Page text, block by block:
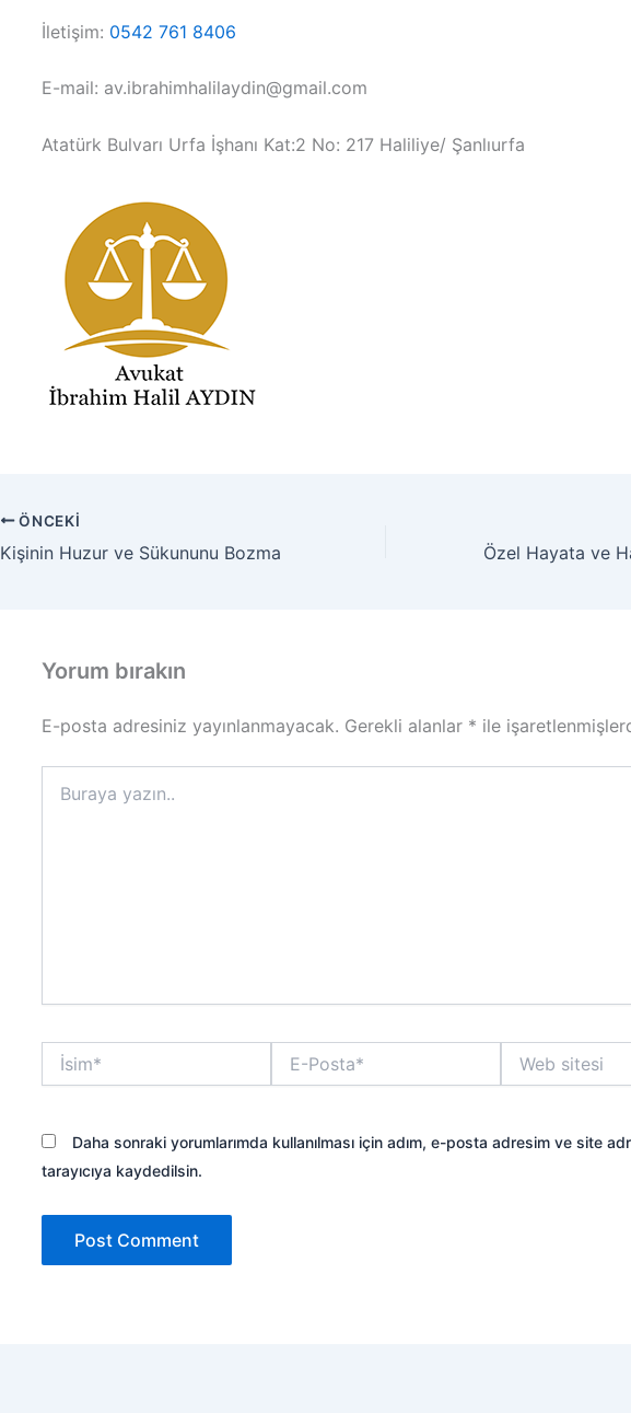
İletişim: 0542 761 8406
E-mail: av.ibrahimhalilaydin@gmail.com
Atatürk Bulvarı Urfa İşhanı Kat:2 No: 217 Haliliye/ Şanlıurfa
ÖNCEKI
Kişinin Huzur ve Sükununu Bozma
Yorum bırakın
E-posta adresiniz yayınlanmayacak. Gerekli alanlar * ile
yazın..
İsim*
Posta*
sitesi
Daha sonraki yorumlarımda kullanılması için adım, e-posta adresim ve site
tarayıcıya kaydedilsin.